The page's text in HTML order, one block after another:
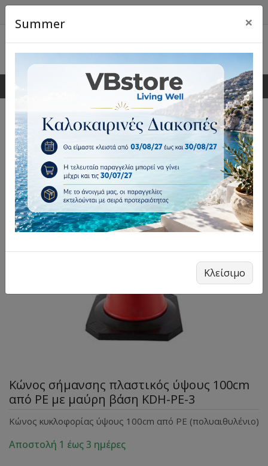
0 0
Κώνος σήμανσης πλαστικός ύψους 100cm
από PE με μαύρη βάση KDH-PE-3
Κώνος κυκλοφορίας ύψους 100cm από PE (πολυαιθυλένιο)
Αποστολή 1 έως 3 ημέρες
Summer ×
Κλείσιμο